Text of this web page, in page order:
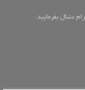
دنبال بفرمایید.